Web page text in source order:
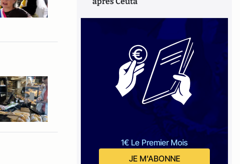
1€ Le Premier Mois
JE M'ABONNE